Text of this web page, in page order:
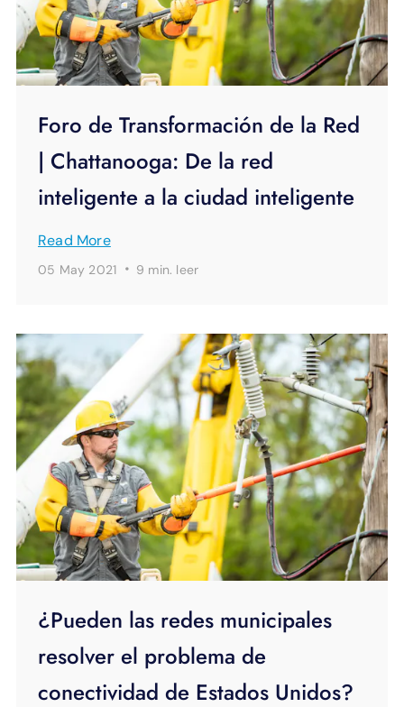
Foro de Transformación de la Red
| Chattanooga: De la red
inteligente a la ciudad inteligente
Read More
05 May 2021 · 9 min. leer
¿Pueden las redes municipales
resolver el problema de
conectividad de Estados Unidos?